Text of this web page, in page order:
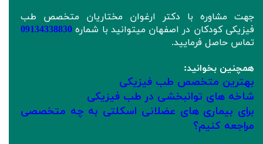
جهت مشاوره با دکتر ارغوان مختاریان متخصص طب
فیزیکی کودکان در اصفهان میتوانید با شماره 09134338830
تماس حاصل فرمایید.
همچنین بخوانید:
بهترین متخصص طب فیزیکی
شاخه های توانبخشی در طب فیزیکی
برای بیماری های عضلانی اسکلتی به چه متخصصی
مراجعه کنیم؟